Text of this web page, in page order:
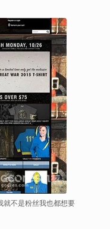
就不是粉丝我也都想要